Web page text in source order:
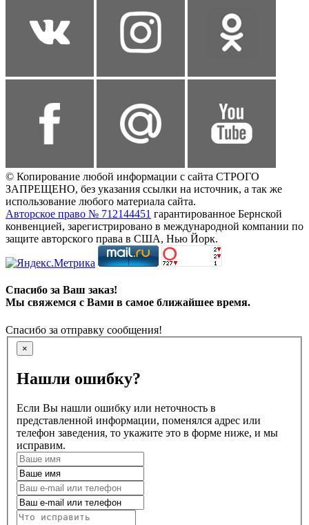
© Копирование любой информации с сайта СТРОГО
ЗАПРЕЩЕНО, без указания ссылки на источник, а так же
использование любого материала сайта.
Авторское право № 712144451 гарантированное Бернской
конвенцией, зарегистрировано в международной компании по
защите авторского права в США, Нью Йорк.
Спасибо за Ваш заказ!
Мы свяжемся с Вами в самое ближайшее время.
Спасибо за отправку сообщения!
×
Нашли ошибку?
Если Вы нашли ошибку или неточность в
представленной информации, поменялся адрес или
телефон заведения, то укажите это в форме ниже, и мы
исправим.